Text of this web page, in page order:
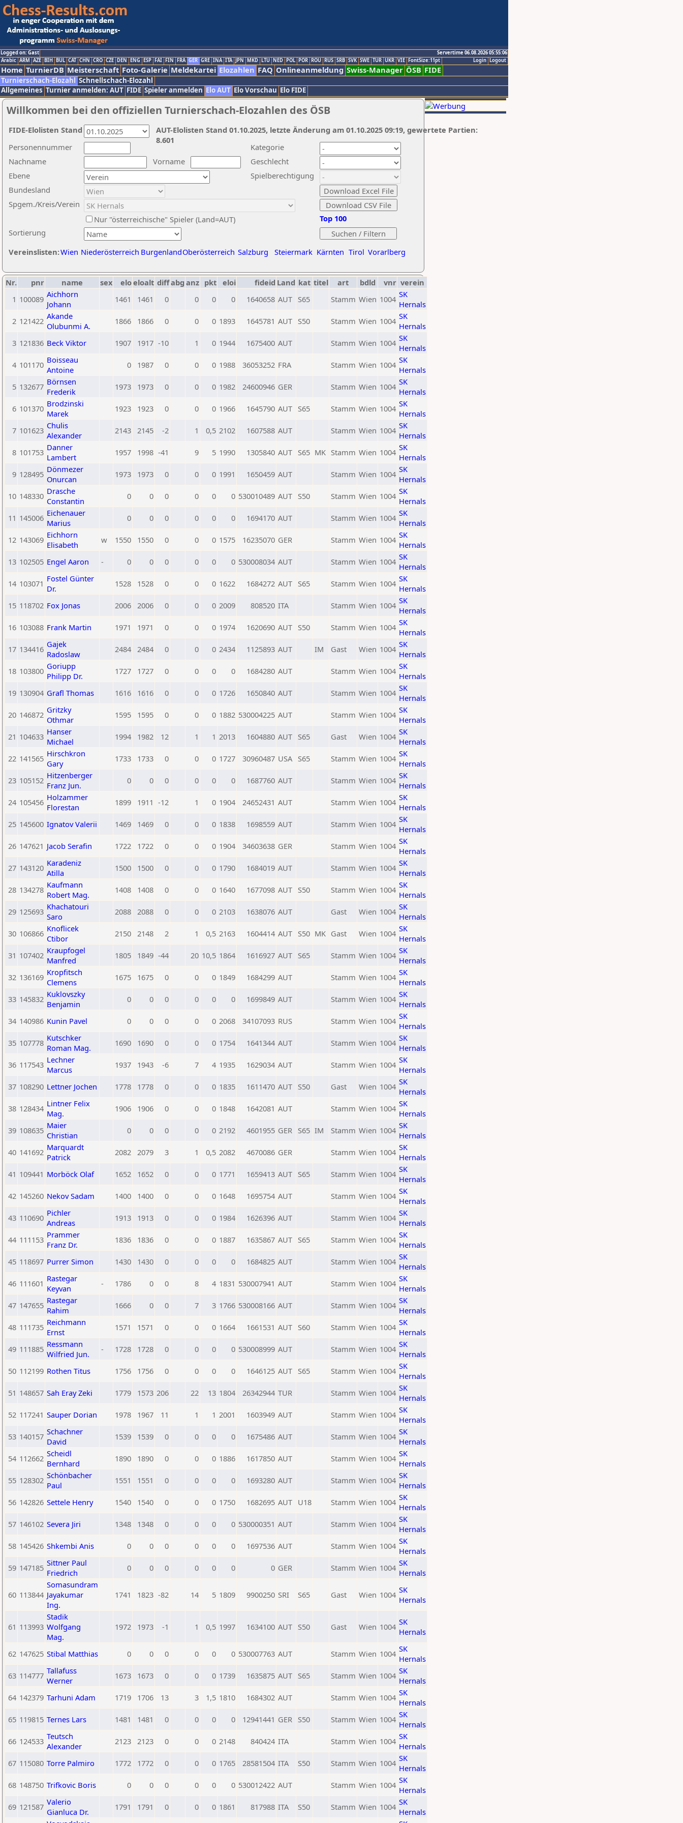
Logged on: Gast
Servertime 06.08.2026 05:55:06
Logout
Login
Arabic ARM AZE BIH BUL CAT CHN CRO CZE DEN ENG ESP FAI FIN FRA GER GRE INA ITA JPN MKD LTU NED POL POR ROU RUS SRB SVK SWE TUR UKR VIE FontSize:11pt
Home TurnierDB Meisterschaft Foto-Galerie Meldekartei Elozahlen FAQ Onlineanmeldung Swiss-Manager ÖSB FIDE
Turnierschach-Elozahl Schnellschach-Elozahl
Allgemeines Turnier anmelden: AUT FIDE Spieler anmelden Elo AUT Elo Vorschau Elo FIDE
Willkommen bei den offiziellen Turnierschach-Elozahlen des ÖSB
Nachname
Vorname
Ebene
Kategorie
Sortierung
Personennummer
Bundesland
Spgem./Kreis/Verein
Geschlecht
Nur "österreichische" Spieler (Land=AUT)
Spielberechtigung
Vereinslisten:Wien Niederösterreich BurgenlandOberösterreich Salzburg Steiermark Kärnten Tirol Vorarlberg
Top 100
AUT-Elolisten Stand 01.10.2025, letzte Änderung am 01.10.2025 09:19, gewertete Partien:
8.601
FIDE-Elolisten Stand
Nr. pnr name sex eloeloalt diffabg anz pkt eloi fideid Land kat titel art bdld vnr verein
1 100089 Aichhorn
Johann
1461 1461 0 0 0 0 1640658 AUT S65 Stamm Wien 1004 SK
Hernals
2 121422 Akande
Olubunmi A.
1866 1866 0 0 0 1893 1645781 AUT S50 Stamm Wien 1004 SK
Hernals
3 121836 Beck Viktor 1907 1917 -10 1 0 1944 1675400 AUT Stamm Wien 1004 SK
Hernals
4 101170 Boisseau
Antoine
0 1987 0 0 0 1988 36053252 FRA Stamm Wien 1004 SK
Hernals
5 132677 Börnsen
Frederik
1973 1973 0 0 0 1982 24600946 GER Stamm Wien 1004 SK
Hernals
6 101370 Brodzinski
Marek
1923 1923 0 0 0 1966 1645790 AUT S65 Stamm Wien 1004 SK
Hernals
7 101623 Chulis
Alexander
2143 2145 -2 1 0,5 2102 1607588 AUT Stamm Wien 1004 SK
Hernals
8 101753 Danner
Lambert
1957 1998 -41 9 5 1990 1305840 AUT S65 MK Stamm Wien 1004 SK
Hernals
9 128495 Dönmezer
Onurcan
1973 1973 0 0 0 1991 1650459 AUT Stamm Wien 1004 SK
Hernals
10 148330 Drasche
Constantin
0 0 0 0 0 0 530010489 AUT S50 Stamm Wien 1004 SK
Hernals
11 145006 Eichenauer
Marius
0 0 0 0 0 0 1694170 AUT Stamm Wien 1004 SK
Hernals
12 143069 Eichhorn
Elisabeth
w 1550 1550 0 0 0 1575 16235070 GER Stamm Wien 1004 SK
Hernals
13 102505 Engel Aaron - 0 0 0 0 0 0 530008034 AUT Stamm Wien 1004 SK
Hernals
14 103071 Fostel Günter
Dr.
1528 1528 0 0 0 1622 1684272 AUT S65 Stamm Wien 1004 SK
Hernals
15 118702 Fox Jonas 2006 2006 0 0 0 2009 808520 ITA Stamm Wien 1004 SK
Hernals
16 103088 Frank Martin 1971 1971 0 0 0 1974 1620690 AUT S50 Stamm Wien 1004 SK
Hernals
17 134416 Gajek
Radoslaw
2484 2484 0 0 0 2434 1125893 AUT IM Gast Wien 1004 SK
Hernals
18 103800 Goriupp
Philipp Dr.
1727 1727 0 0 0 0 1684280 AUT Stamm Wien 1004 SK
Hernals
19 130904 Grafl Thomas 1616 1616 0 0 0 1726 1650840 AUT Stamm Wien 1004 SK
Hernals
20 146872 Gritzky
Othmar
1595 1595 0 0 0 1882 530004225 AUT Stamm Wien 1004 SK
Hernals
21 104633 Hanser
Michael
1994 1982 12 1 1 2013 1604880 AUT S65 Gast Wien 1004 SK
Hernals
22 141565 Hirschkron
Gary
1733 1733 0 0 0 1727 30960487 USA S65 Stamm Wien 1004 SK
Hernals
23 105152 Hitzenberger
Franz Jun.
0 0 0 0 0 0 1687760 AUT Stamm Wien 1004 SK
Hernals
24 105456 Holzammer
Florestan
1899 1911 -12 1 0 1904 24652431 AUT Stamm Wien 1004 SK
Hernals
25 145600 Ignatov Valerii 1469 1469 0 0 0 1838 1698559 AUT Stamm Wien 1004 SK
Hernals
26 147621 Jacob Serafin 1722 1722 0 0 0 1904 34603638 GER Stamm Wien 1004 SK
Hernals
27 143120 Karadeniz
Atilla
1500 1500 0 0 0 1790 1684019 AUT Stamm Wien 1004 SK
Hernals
28 134278 Kaufmann
Robert Mag.
1408 1408 0 0 0 1640 1677098 AUT S50 Stamm Wien 1004 SK
Hernals
29 125693 Khachatouri
Saro
2088 2088 0 0 0 2103 1638076 AUT Gast Wien 1004 SK
Hernals
30 106866 Knoflicek
Ctibor
2150 2148 2 1 0,5 2163 1604414 AUT S50 MK Gast Wien 1004 SK
Hernals
31 107402 Kraupfogel
Manfred
1805 1849 -44 20 10,5 1864 1616927 AUT S65 Stamm Wien 1004 SK
Hernals
32 136169 Kropfitsch
Clemens
1675 1675 0 0 0 1849 1684299 AUT Stamm Wien 1004 SK
Hernals
33 145832 Kuklovszky
Benjamin
0 0 0 0 0 0 1699849 AUT Stamm Wien 1004 SK
Hernals
34 140986 Kunin Pavel 0 0 0 0 0 2068 34107093 RUS Stamm Wien 1004 SK
Hernals
35 107778 Kutschker
Roman Mag.
1690 1690 0 0 0 1754 1641344 AUT Stamm Wien 1004 SK
Hernals
36 117543 Lechner
Marcus
1937 1943 -6 7 4 1935 1629034 AUT Stamm Wien 1004 SK
Hernals
37 108290 Lettner Jochen 1778 1778 0 0 0 1835 1611470 AUT S50 Gast Wien 1004 SK
Hernals
38 128434 Lintner Felix
Mag.
1906 1906 0 0 0 1848 1642081 AUT Stamm Wien 1004 SK
Hernals
39 108635 Maier
Christian
0 0 0 0 0 2192 4601955 GER S65 IM Stamm Wien 1004 SK
Hernals
40 141692 Marquardt
Patrick
2082 2079 3 1 0,5 2082 4670086 GER Stamm Wien 1004 SK
Hernals
41 109441 Morböck Olaf 1652 1652 0 0 0 1771 1659413 AUT S65 Stamm Wien 1004 SK
Hernals
42 145260 Nekov Sadam 1400 1400 0 0 0 1648 1695754 AUT Stamm Wien 1004 SK
Hernals
43 110690 Pichler
Andreas
1913 1913 0 0 0 1984 1626396 AUT Stamm Wien 1004 SK
Hernals
44 111153 Prammer
Franz Dr.
1836 1836 0 0 0 1887 1635867 AUT S65 Stamm Wien 1004 SK
Hernals
45 118697 Purrer Simon 1430 1430 0 0 0 0 1684825 AUT Stamm Wien 1004 SK
Hernals
46 111601 Rastegar
Keyvan
- 1786 0 0 8 4 1831 530007941 AUT Stamm Wien 1004 SK
Hernals
47 147655 Rastegar
Rahim
1666 0 0 7 3 1766 530008166 AUT Stamm Wien 1004 SK
Hernals
48 111735 Reichmann
Ernst
1571 1571 0 0 0 1664 1661531 AUT S60 Stamm Wien 1004 SK
Hernals
49 111885 Ressmann
Wilfried Jun.
- 1728 1728 0 0 0 0 530008999 AUT Stamm Wien 1004 SK
Hernals
50 112199 Rothen Titus 1756 1756 0 0 0 0 1646125 AUT S65 Stamm Wien 1004 SK
Hernals
51 148657 Sah Eray Zeki 1779 1573 206 22 13 1804 26342944 TUR Stamm Wien 1004 SK
Hernals
52 117241 Sauper Dorian 1978 1967 11 1 1 2001 1603949 AUT Stamm Wien 1004 SK
Hernals
53 140157 Schachner
David
1539 1539 0 0 0 0 1675486 AUT Stamm Wien 1004 SK
Hernals
54 112662 Scheidl
Bernhard
1890 1890 0 0 0 1886 1617850 AUT Stamm Wien 1004 SK
Hernals
55 128302 Schönbacher
Paul
1551 1551 0 0 0 0 1693280 AUT Stamm Wien 1004 SK
Hernals
56 142826 Settele Henry 1540 1540 0 0 0 1750 1682695 AUT U18 Stamm Wien 1004 SK
Hernals
57 146102 Severa Jiri 1348 1348 0 0 0 0 530000351 AUT Stamm Wien 1004 SK
Hernals
58 145426 Shkembi Anis 0 0 0 0 0 0 1697536 AUT Stamm Wien 1004 SK
Hernals
59 147185 Sittner Paul
Friedrich
0 0 0 0 0 0 0 GER Stamm Wien 1004 SK
Hernals
60 113844
Somasundram
Jayakumar
Ing.
1741 1823 -82 14 5 1809 9900250 SRI S65 Gast Wien 1004 SK
Hernals
61 113993
Stadik
Wolfgang
Mag.
1972 1973 -1 1 0,5 1997 1634100 AUT S50 Gast Wien 1004 SK
Hernals
62 147625 Stibal Matthias 0 0 0 0 0 0 530007763 AUT Stamm Wien 1004 SK
Hernals
63 114777 Tallafuss
Werner
1673 1673 0 0 0 1739 1635875 AUT S65 Stamm Wien 1004 SK
Hernals
64 142379 Tarhuni Adam 1719 1706 13 3 1,5 1810 1684302 AUT Stamm Wien 1004 SK
Hernals
65 119815 Ternes Lars 1481 1481 0 0 0 0 12941441 GER S50 Stamm Wien 1004 SK
Hernals
66 124533 Teutsch
Alexander
2123 2123 0 0 0 2148 840424 ITA Stamm Wien 1004 SK
Hernals
67 115080 Torre Palmiro 1772 1772 0 0 0 1765 28581504 ITA S50 Stamm Wien 1004 SK
Hernals
68 148750 Trifkovic Boris 0 0 0 0 0 0 530012422 AUT Stamm Wien 1004 SK
Hernals
69 121587 Valerio
Gianluca Dr.
1791 1791 0 0 0 1861 817988 ITA S50 Stamm Wien 1004 SK
Hernals